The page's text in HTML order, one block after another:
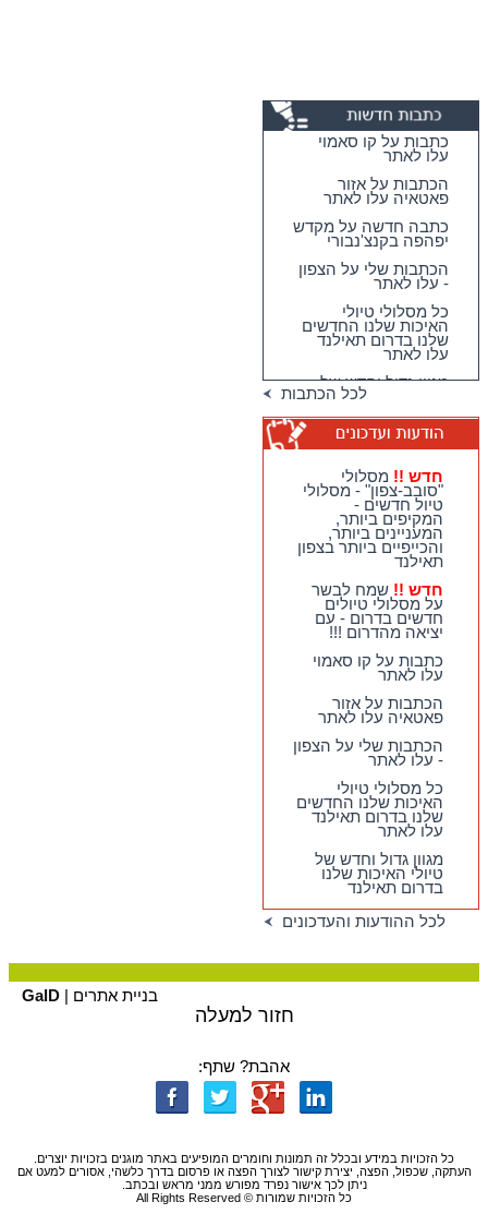
כתבות על קו סאמוי
עלו לאתר
פאטאיה עלו לאתר
יפהפה בקנצ'נבורי
הכתבות שלי על הצפון
- עלו לאתר
האיכות שלנו החדשים
שלנו בדרום תאילנד
עלו לאתר
טיולי האיכות שלנו
בדרום תאילנד
טיולי יום מהואה הין -
מבחר גדול של
מסלולים כייפיים
וחווייתיים לנופשים
בהואה הין !!
חדש !! מסלולי
"סובב-צפון" - מסלולי
טיול חדשים - המקיפים
ביותר, המעניינים
ביותר, והכייפיים ביותר
בצפון תאילנד
חדש !!שמח לבשר על
מסלולי טיולים חדשים
בדרום - עם יציאה
מהדרום !!!
כתבות על קו סאמוי
לכל הכתבות
חדש !! מסלולי
"סובב-צפון" - מסלולי
טיול חדשים -
המקיפים ביותר,
המעניינים ביותר,
והכייפיים ביותר בצפון
תאילנד
חדש !! שמח לבשר
על מסלולי טיולים
חדשים בדרום - עם
יציאה מהדרום !!!
כתבות על קו סאמוי
עלו לאתר
הכתבות על אזור
פאטאיה עלו לאתר
הכתבות שלי על הצפון
- עלו לאתר
כל מסלולי טיולי
האיכות שלנו החדשים
שלנו בדרום תאילנד
עלו לאתר
מגוון גדול וחדש של
טיולי האיכות שלנו
בדרום תאילנד
לכל ההודעות והעדכונים
בניית אתרים | GalD
חזור למעלה
אהבת? שתף:
כל הזכויות במידע ובכלל זה תמונות וחומרים המופיעים באתר מוגנים בזכויות יוצרים.
העתקה, שכפול, הפצה, יצירת קישור לצורך הפצה או פרסום בדרך כלשהי, אסורים למעט אם
ניתן לכך אישור נפרד מפורש ממני מראש ובכתב.
כל הזכויות שמורות © All Rights Reserved